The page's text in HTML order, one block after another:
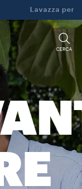
Lavazza per
CERCA